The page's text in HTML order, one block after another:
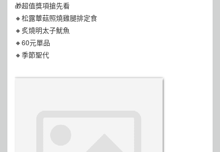
🎁超值獎項搶先看
🔸松露蕈菇照燒雞腿排定食
🔸炙燒明太子魷魚
🔸60元單品
🔸季節聖代